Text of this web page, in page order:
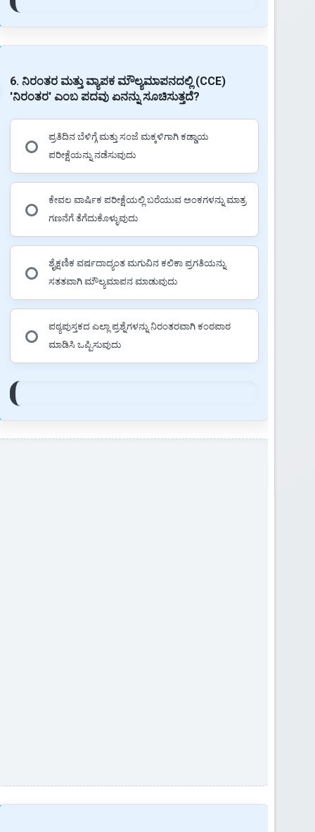
6. ನಿರಂತರ ಮತ್ತು ವ್ಯಾಪಕ ಮೌಲ್ಯಮಾಪನದಲ್ಲಿ (CCE)
'ನಿರಂತರ' ಎಂಬ ಪದವು ಏನನ್ನು ಸೂಚಿಸುತ್ತದೆ?
ಪ್ರತಿದಿನ ಬೆಳಿಗ್ಗೆ ಮತ್ತು ಸಂಜೆ ಮಕ್ಕಳಿಗಾಗಿ ಕಡ್ಡಾಯ
ಪರೀಕ್ಷೆಯನ್ನು ನಡೆಸುವುದು
ಕೇವಲ ವಾರ್ಷಿಕ ಪರೀಕ್ಷೆಯಲ್ಲಿ ಬರೆಯುವ ಅಂಕಗಳನ್ನು ಮಾತ್ರ
ಗಣನೆಗೆ ತೆಗೆದುಕೊಳ್ಳುವುದು
ಶೈಕ್ಷಣಿಕ ವರ್ಷದಾದ್ಯಂತ ಮಗುವಿನ ಕಲಿಕಾ ಪ್ರಗತಿಯನ್ನು
ಸತತವಾಗಿ ಮೌಲ್ಯಮಾಪನ ಮಾಡುವುದು
ಪಠ್ಯಪುಸ್ತಕದ ಎಲ್ಲಾ ಪ್ರಶ್ನೆಗಳನ್ನು ನಿರಂತರವಾಗಿ ಕಂಠಪಾಠ
ಮಾಡಿಸಿ ಒಪ್ಪಿಸುವುದು